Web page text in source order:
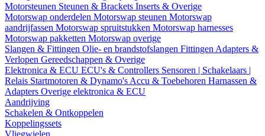
Motorsteunen Steunen & Brackets Inserts & Overige
Motorswap onderdelen Motorswap steunen Motorswap
aandrijfassen Motorswap spruitstukken Motorswap harnesses
Motorswap pakketten Motorswap overige
Slangen & Fittingen Olie- en brandstofslangen Fittingen Adapters &
Verlopen Gereedschappen & Overige
Elektronica & ECU ECU's & Controllers Sensoren | Schakelaars |
Relais Startmotoren & Dynamo's Accu & Toebehoren Harnassen &
Adapters Overige elektronica & ECU
Aandrijving
Schakelen & Ontkoppelen
Koppelingssets
Vliegwielen